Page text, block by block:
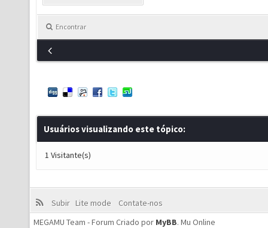
Encontrar
Usuários visualizando este tópico:
1 Visitante(s)
Subir Lite mode
Contate-nos
MEGAMU Team - Forum Criado por MyBB. Mu Online